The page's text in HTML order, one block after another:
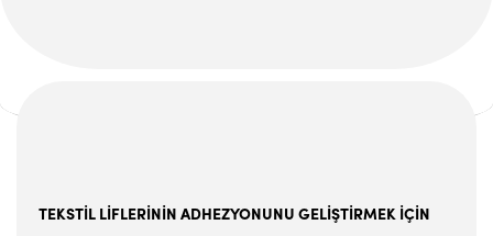
TEKSTİL LİFLERİNİN ADHEZYONUNU GELİŞTİRMEK İÇİN